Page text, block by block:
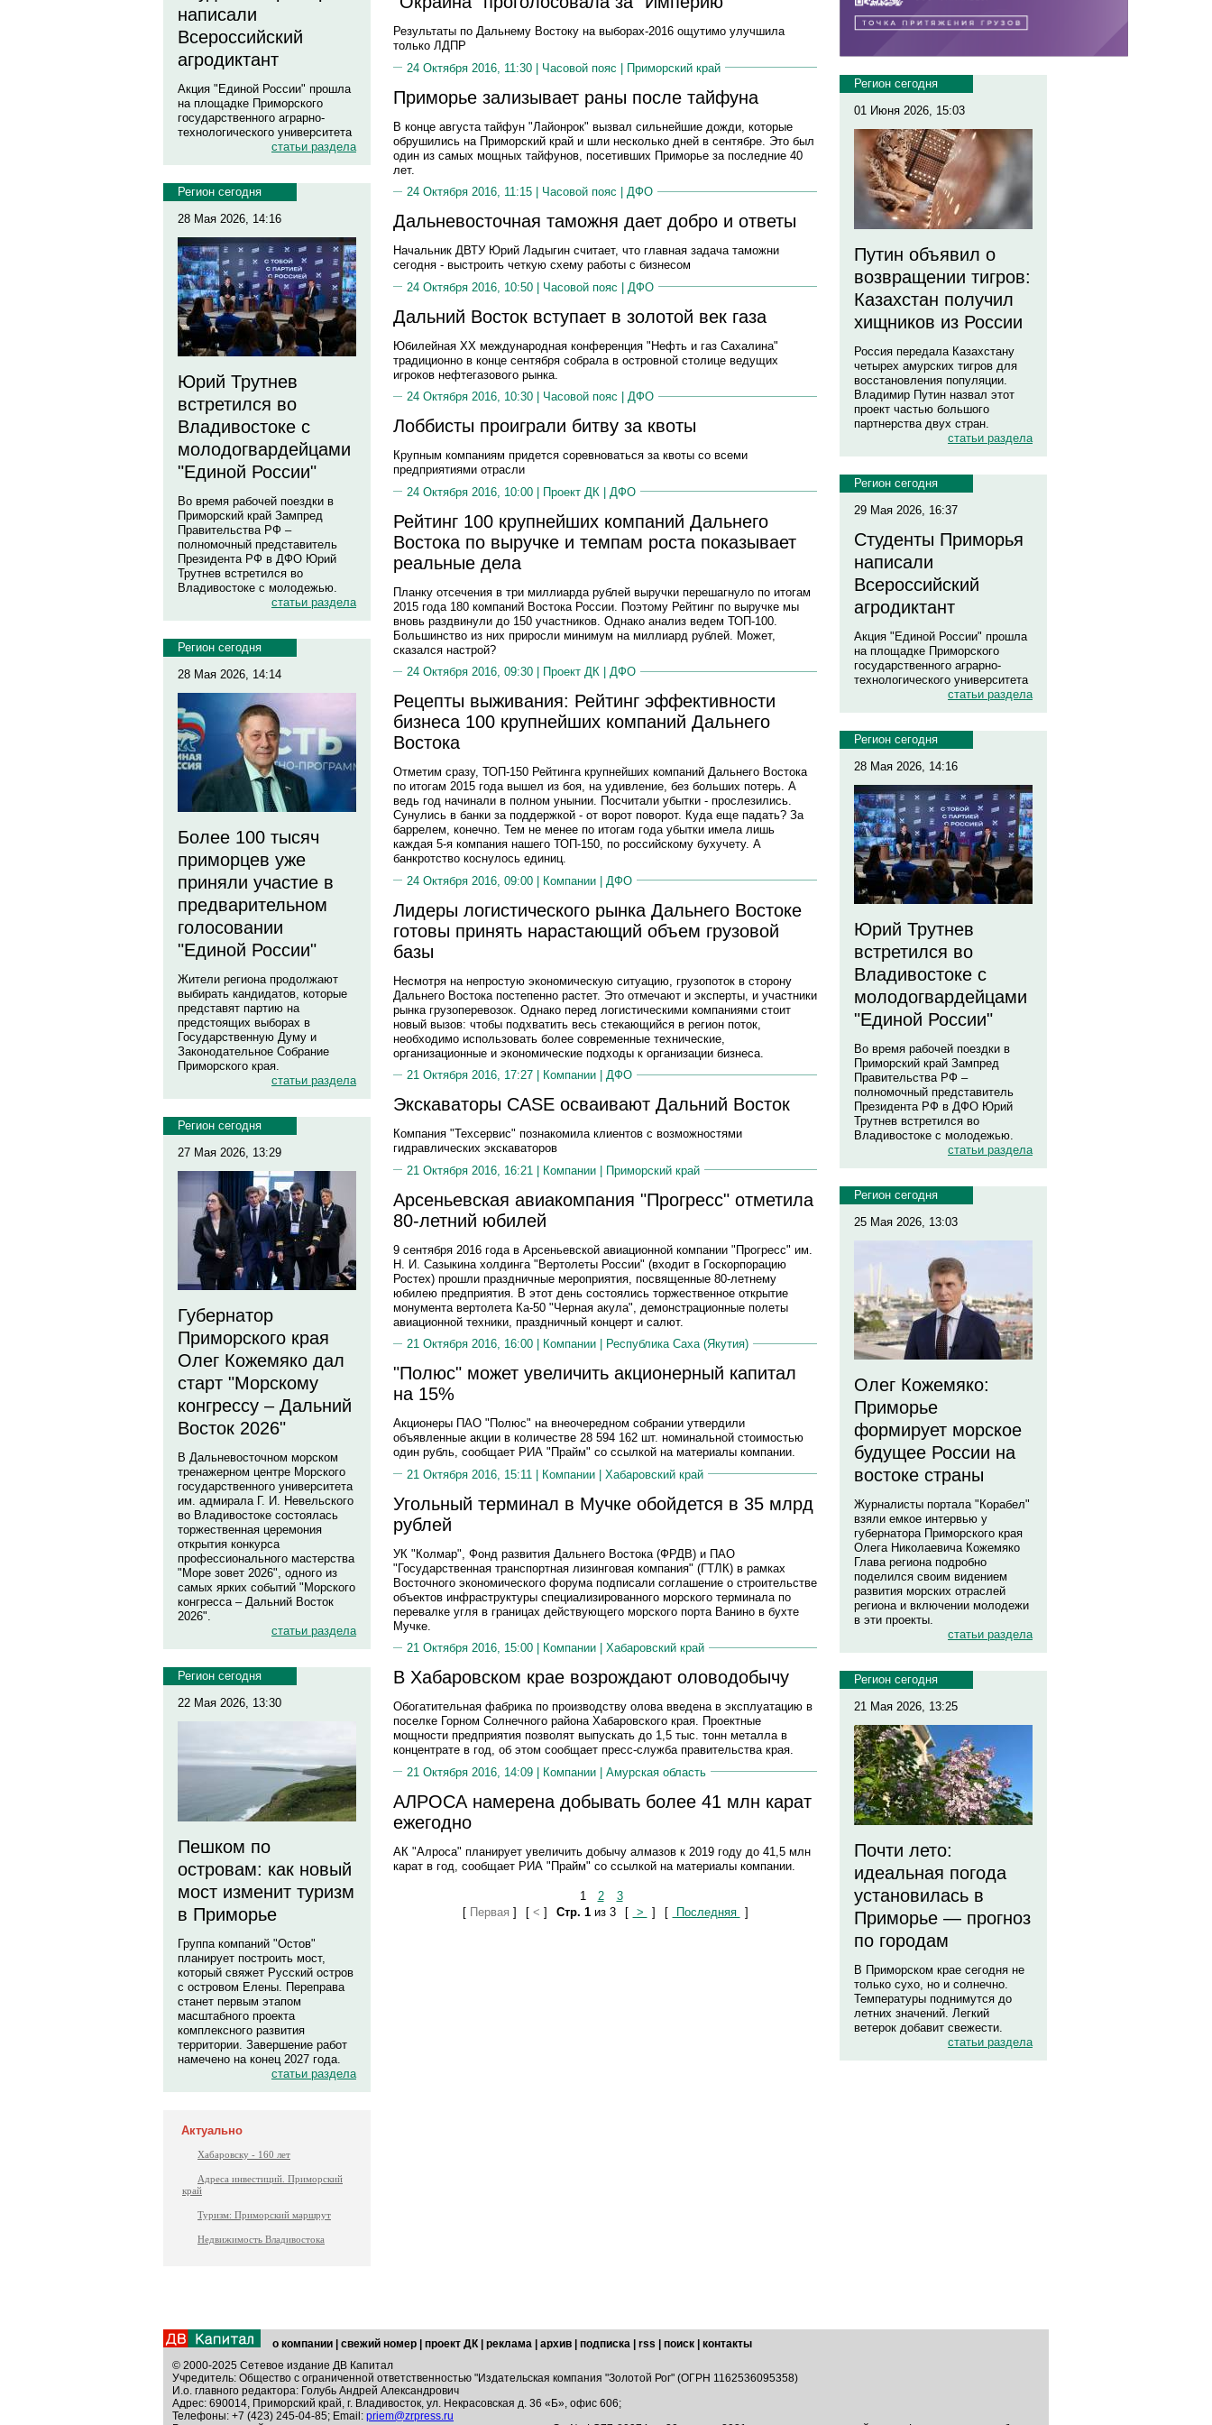
написали
Всероссийский
агродиктант
Акция "Единой России" прошла
на площадке Приморского
государственного аграрно-
технологического университета
статьи раздела
Регион сегодня
28 Мая 2026, 14:16
Юрий Трутнев
встретился во
Владивостоке с
молодогвардейцами
"Единой России"
Во время рабочей поездки в
Приморский край Зампред
Правительства РФ –
полномочный представитель
Президента РФ в ДФО Юрий
Трутнев встретился во
Владивостоке с молодежью.
статьи раздела
Регион сегодня
28 Мая 2026, 14:14
Более 100 тысяч
приморцев уже
приняли участие в
предварительном
голосовании
"Единой России"
Жители региона продолжают
выбирать кандидатов, которые
представят партию на
предстоящих выборах в
Государственную Думу и
Законодательное Собрание
Приморского края.
статьи раздела
Регион сегодня
27 Мая 2026, 13:29
Губернатор
Приморского края
Олег Кожемяко дал
старт "Морскому
конгрессу – Дальний
Восток 2026"
В Дальневосточном морском
тренажерном центре Морского
государственного университета
им. адмирала Г. И. Невельского
во Владивостоке состоялась
торжественная церемония
открытия конкурса
профессионального мастерства
"Море зовет 2026", одного из
самых ярких событий "Морского
конгресса – Дальний Восток
2026".
статьи раздела
Регион сегодня
22 Мая 2026, 13:30
Пешком по
островам: как новый
мост изменит туризм
в Приморье
Группа компаний "Остов"
планирует построить мост,
который свяжет Русский остров
с островом Елены. Переправа
станет первым этапом
масштабного проекта
комплексного развития
территории. Завершение работ
намечено на конец 2027 года.
статьи раздела
Актуально
Хабаровску - 160 лет
Адреса инвестиций. Приморский
край
Туризм: Приморский маршрут
Недвижимость Владивостока
Результаты по Дальнему Востоку на выборах-2016 ощутимо улучшила
только ЛДПР
24 Октября 2016, 11:30 | Часовой пояс | Приморский край
Приморье зализывает раны после тайфуна
В конце августа тайфун "Лайонрок" вызвал сильнейшие дожди, которые
обрушились на Приморский край и шли несколько дней в сентябре. Это был
один из самых мощных тайфунов, посетивших Приморье за последние 40
лет.
24 Октября 2016, 11:15 | Часовой пояс ДФО
Дальневосточная таможня дает добро и ответы
Начальник ДВТУ Юрий Ладыгин считает, что главная задача таможни
сегодня - выстроить четкую схему работы с бизнесом
24 Октября 2016, 10:50 | Часовой пояс | ДФО
Дальний Восток вступает в золотой век газа
Юбилейная XX международная конференция "Нефть и газ Сахалина"
традиционно в конце сентября собрала в островной столице ведущих
игроков нефтегазового рынка.
24 Октября 2016, 10:30 | Часовой пояс ДФО
Лоббисты проиграли битву за квоты
Крупным компаниям придется соревноваться за квоты со всеми
предприятиями отрасли
24 Октября 2016, 10:00 | Проект ДК | ДФО
Рейтинг 100 крупнейших компаний Дальнего
Востока по выручке и темпам роста показывает
реальные дела
Планку отсечения в три миллиарда рублей выручки перешагнуло по итогам
2015 года 180 компаний Востока России. Поэтому Рейтинг по выручке мы
вновь раздвинули до 150 участников. Однако анализ ведем ТОП-100.
Большинство из них приросли минимум на миллиард рублей. Может,
сказался настрой?
24 Октября 2016, 09:30 |
Проект ДК ДФО
Рецепты выживания: Рейтинг эффективности
бизнеса 100 крупнейших компаний Дальнего
Востока
Отметим сразу, ТОП-150 Рейтинга крупнейших компаний Дальнего Востока
по итогам 2015 года вышел из боя, на удивление, без больших потерь. А
ведь год начинали в полном унынии. Посчитали убытки - прослезились.
Сунулись в банки за поддержкой - от ворот поворот. Куда еще падать? За
баррелем, конечно. Тем не менее по итогам года убытки имела лишь
каждая 5-я компания нашего ТОП-150, по российскому бухучету. А
банкротство коснулось единиц.
24 Октября 2016, 09:00 | Компании | ДФО
Лидеры логистического рынка Дальнего Востоке
готовы принять нарастающий объем грузовой
базы
Несмотря на непростую экономическую ситуацию, грузопоток в сторону
Дальнего Востока постепенно растет. Это отмечают и эксперты, и участники
рынка грузоперевозок. Однако перед логистическими компаниями стоит
новый вызов: чтобы подхватить весь стекающийся в регион поток,
необходимо использовать более современные технические,
организационные и экономические подходы к организации бизнеса.
21 Октября 2016, 17:27 |
Компании ДФО
Экскаваторы CASE осваивают Дальний Восток
Компания "Техсервис" познакомила клиентов с возможностями
гидравлических экскаваторов
21 Октября 2016, 16:21 | Компании | Приморский край
Арсеньевская авиакомпания "Прогресс" отметила
80-летний юбилей
9 сентября 2016 года в Арсеньевской авиационной компании "Прогресс" им.
Н. И. Сазыкина холдинга "Вертолеты России" (входит в Госкорпорацию
Ростех) прошли праздничные мероприятия, посвященные 80-летнему
юбилею предприятия. В этот день состоялись торжественное открытие
монумента вертолета Ка-50 "Черная акула", демонстрационные полеты
авиационной техники, праздничный концерт и салют.
21 Октября 2016, 16:00 |
Компании Республика Саха (Якутия)
"Полюс" может увеличить акционерный капитал
на 15%
Акционеры ПАО "Полюс" на внеочередном собрании утвердили
объявленные акции в количестве 28 594 162 шт. номинальной стоимостью
один рубль, сообщает РИА "Прайм" со ссылкой на материалы компании.
21 Октября 2016, 15:11 | Компании | Хабаровский край
Угольный терминал в Мучке обойдется в 35 млрд
рублей
УК "Колмар", Фонд развития Дальнего Востока (ФРДВ) и ПАО
"Государственная транспортная лизинговая компания" (ГТЛК) в рамках
Восточного экономического форума подписали соглашение о строительстве
объектов инфраструктуры специализированного морского терминала по
перевалке угля в границах действующего морского порта Ванино в бухте
Мучке.
21 Октября 2016, 15:00 |
Компании Хабаровский край
В Хабаровском крае возрождают оловодобычу
Обогатительная фабрика по производству олова введена в эксплуатацию в
поселке Горном Солнечного района Хабаровского края. Проектные
мощности предприятия позволят выпускать до 1,5 тыс. тонн металла в
концентрате в год, об этом сообщает пресс-служба правительства края.
21 Октября 2016, 14:09 | Компании | Амурская область
АЛРОСА намерена добывать более 41 млн карат
ежегодно
АК "Алроса" планирует увеличить добычу алмазов к 2019 году до 41,5 млн
карат в год, сообщает РИА "Прайм" со ссылкой на материалы компании.
1 2
3
[Первая ] [< ] Стр. 1из 3 [ > ] [ Последняя ]
Регион сегодня
01 Июня 2026, 15:03
Путин объявил о
возвращении тигров:
Казахстан получил
хищников из России
Россия передала Казахстану
четырех амурских тигров для
восстановления популяции.
Владимир Путин назвал этот
проект частью большого
партнерства двух стран.
статьи раздела
Регион сегодня
29 Мая 2026, 16:37
Студенты Приморья
написали
Всероссийский
агродиктант
Акция "Единой России" прошла
на площадке Приморского
государственного аграрно-
технологического университета
статьи раздела
Регион сегодня
28 Мая 2026, 14:16
Юрий Трутнев
встретился во
Владивостоке с
молодогвардейцами
"Единой России"
Во время рабочей поездки в
Приморский край Зампред
Правительства РФ –
полномочный представитель
Президента РФ в ДФО Юрий
Трутнев встретился во
Владивостоке с молодежью.
статьи раздела
Регион сегодня
25 Мая 2026, 13:03
Олег Кожемяко:
Приморье
формирует морское
будущее России на
востоке страны
Журналисты портала "Корабел"
взяли емкое интервью у
губернатора Приморского края
Олега Николаевича Кожемяко
Глава региона подробно
поделился своим видением
развития морских отраслей
региона и включении молодежи
в эти проекты.
статьи раздела
Регион сегодня
21 Мая 2026, 13:25
Почти лето:
идеальная погода
установилась в
Приморье — прогноз
по городам
В Приморском крае сегодня не
только сухо, но и солнечно.
Температуры поднимутся до
летних значений. Легкий
ветерок добавит свежести.
статьи раздела
о компании свежий номер проект ДК реклама архив подписка rss поиск
контакты
© 2000-2025 Сетевое издание ДВ Капитал
Учредитель: Общество с ограниченной ответственностью "Издательская компания "Золотой Рог" (ОГРН 1162536095358)
И.о. главного редактора: Голубь Андрей Александрович
Адрес: 690014, Приморский край, г. Владивосток, ул. Некрасовская д. 36 «Б», офис 606;
Телефоны: +7 (423) 245-04-85; Email: priem@zrpress.ru